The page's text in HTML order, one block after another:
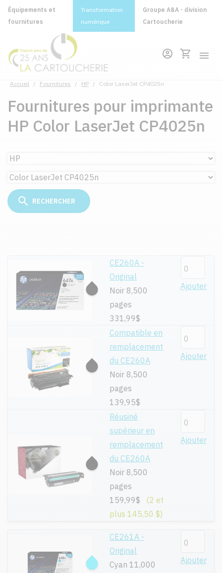
Équipements et
fournitures
Transformation
numérique
Groupe A&A - division
Cartoucherie
Accueil / Fournitures / HP / Color LaserJet CP4025n
Fournitures pour imprimante
HP Color LaserJet CP4025n
CE260A -
Original
Noir 8,500
pages
331,99$
Ajouter
Compatible en
remplacement
du CE260A
Noir 8,500
pages
139,95$
Ajouter
Réusiné
supérieur en
remplacement
du CE260A
Noir 8,500
pages
159,99$
(2 et
plus 145,50 $)
Ajouter
CE261A -
Original
Cyan 11,000
Ajouter